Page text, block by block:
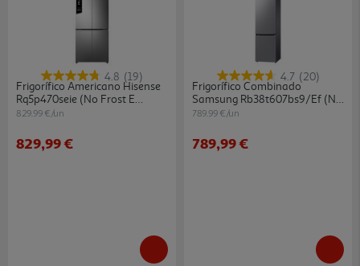
4.8 (19)
Frigorífico Americano Hisense
Rq5p470seie (no Frost E
178.5cm 483l Cinzento)
829.99 €/un
829,99 €
4.7 (20)
Frigorífico Combinado
Samsung Rb38t607bs9/ef (no
Frost B 203cm 387l Inox)
789.99 €/un
789,99 €